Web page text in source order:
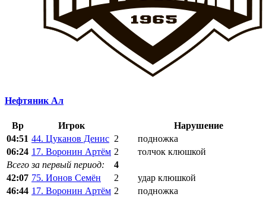
Нефтяник Ал
Вр Игрок
Нарушение
04:51 44. Цуканов Денис 2
подножка
06:24 17. Воронин Артём 2
толчок клюшкой
Всего за первый период:
4
42:07 75. Ионов Семён 2
удар клюшкой
46:44 17. Воронин Артём 2
подножка